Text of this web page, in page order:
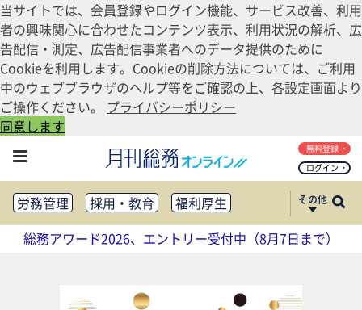
当サイトでは、会員登録やログイン機能、サービス改善、利用
者の興味関心に合わせたコンテンツ表示、利用状況の解析、広
告配信・測定、広告配信事業者へのデータ提供のために
Cookieを利用します。Cookieの削除方法については、ご利用
中のウェブブラウザのヘルプ等をご確認の上、各設定画面より
ご操作ください。 プライバシーポリシー
同意します
ログイン
無料登録
労務管理 採用・教育
福利厚生
健康経営
働き方改革
法務・コンプライアンス
社外・社内広報
その他
総務アワード2026、エントリー受付中（8月7日まで）